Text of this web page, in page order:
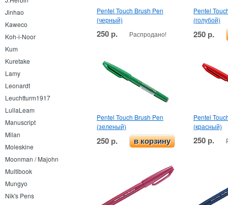
Jinhao
Kaweco
Koh-i-Noor
Kum
Kuretake
Lamy
Leonardt
Leuchtturm1917
LullaLeam
Manuscript
Milan
Moleskine
Moonman / Majohn
Multibook
Mungyo
Nik's Pens
Pentel Touch Brush Pen
(черный)
250 р. Распродано!
Pentel
(голубой)
250 р.
Pentel Touch Brush Pen
(зеленый)
250 р. в корзину
Pentel
(красный)
250 р.